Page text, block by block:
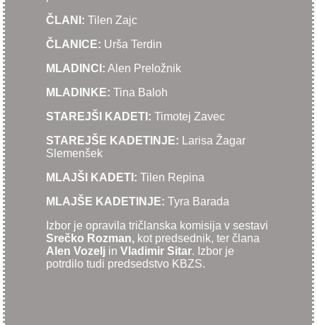
ČLANI: Tilen Zajc
ČLANICE: Urša Terdin
MLADINCI: Alen Preložnik
MLADINKE: Tina Baloh
STAREJŠI KADETI: Timotej Zavec
STAREJŠE KADETINJE: Larisa Žagar
Slemenšek
MLAJŠI KADETI: Tilen Repina
MLAJŠE KADETINJE: Tyra Barada
Izbor je opravila tričlanska komisija v sestavi
Srečko Rozman, kot predsednik, ter člana
Alen Vozelj in Vladimir Sitar. Izbor je
potrdilo tudi predsedstvo KBZS.